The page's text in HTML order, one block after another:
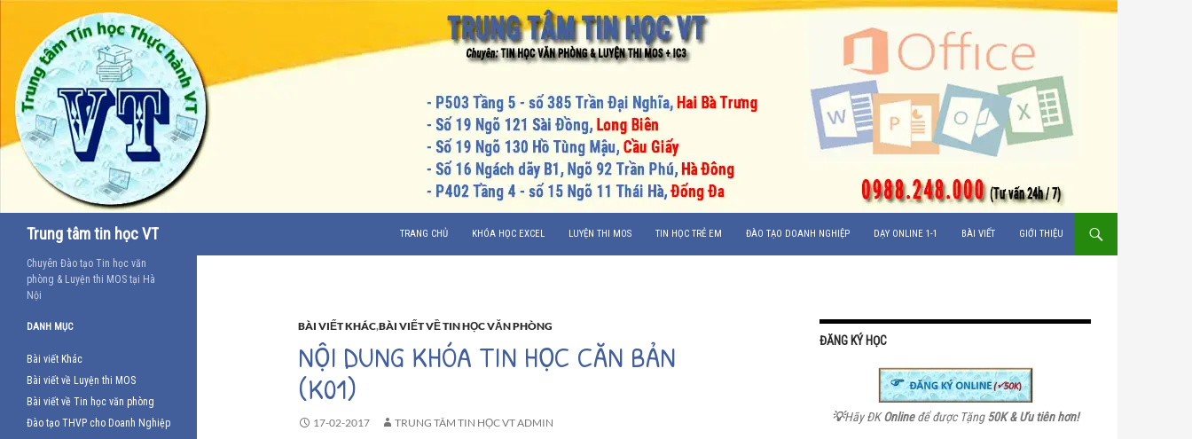
Trung tâm tin học VT
kiếm
TRANG CHỦ
KHÓA HỌC EXCEL LUYỆN THI MOS TIN HỌC TRẺ EM ĐÀO TẠO DOANH NGHIỆP DẠY ONLINE 1-1 BÀI VIẾT GIỚI THIỆU
BÀI VIẾT KHÁC,BÀI VIẾT VỀ TIN HỌC VĂN PHÒNG
NỘI DUNG KHÓA TIN HỌC CĂN BẢN
(K01)
17-02-2017 TRUNG TÂM TIN HỌC VT ADMIN
ĐĂNG KÝ HỌC
💡Hãy ĐKOnlineđể được Tặng50K & Ưu tiên hơn!
Chuyên Đào tạo Tin học văn
phòng & Luyện thi MOS tại Hà
Nội
DANH MỤC
Bài viết Khác
Bài viết về Luyện thi MOS
Bài viết về Tin học văn phòng
Đào tạo THVP cho Doanh Nghiệp